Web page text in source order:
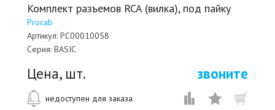
Комплект разъемов RCA (вилка), под пайку
Procab
Артикул: PC00010058
Серия: BASIC
Цена, шт. звоните
недоступен для заказа